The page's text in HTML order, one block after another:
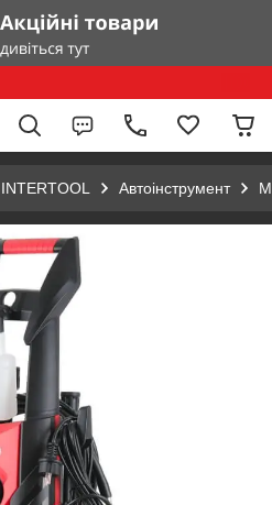
INTERTOOL Автоінструмент